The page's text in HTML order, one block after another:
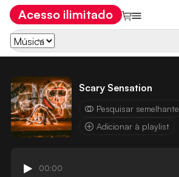
Acesso ilimitado
Scary Sensation
Pesquisar semelhante
Adicionar à playlist
00:00